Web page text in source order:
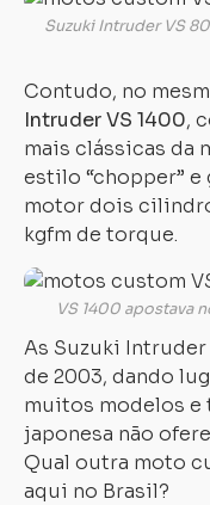
Suzuki Intruder VS
Contudo, no
Intruder VS 1400,
mais clássicas da
estilo “chopper”
motor dois
kgfm de torque.
VS 1400 apostava
As Suzuki Intruder
de 2003, dando
muitos modelos e
japonesa não
Qual outra moto
aqui no Brasil?